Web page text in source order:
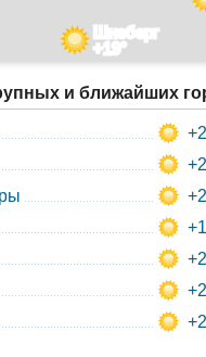
Шнеберг
+19°
и ближайших